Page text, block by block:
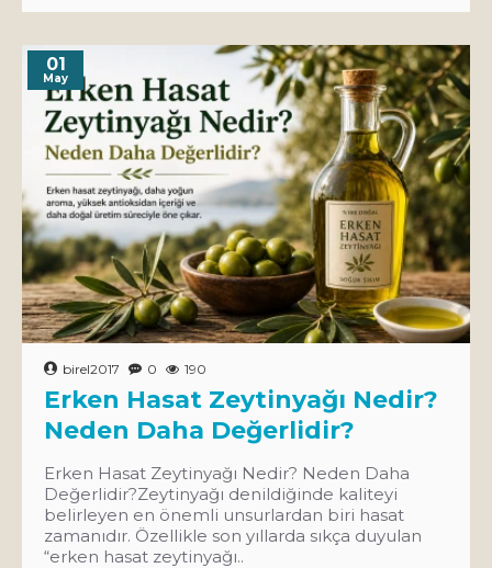
01
May
birel2017 0 190
Erken Hasat Zeytinyağı Nedir?
Neden Daha Değerlidir?
Erken Hasat Zeytinyağı Nedir? Neden Daha
Değerlidir?Zeytinyağı denildiğinde kaliteyi
belirleyen en önemli unsurlardan biri hasat
zamanıdır. Özellikle son yıllarda sıkça duyulan
“erken hasat zeytinyağı..